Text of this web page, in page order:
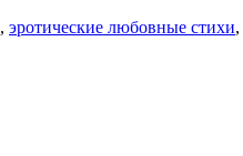
, эротические любовные стихи,